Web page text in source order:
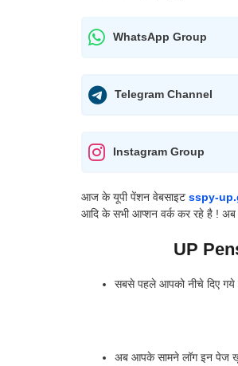
WhatsApp Group
Telegram Channel
Instagram Group
आज के यूपी पेंशन वेबसाइट sspy-
आदि के सभी आप्शन वर्क कर रहे है ! अब
UP
सबसे पहले आपको नीचे दिए गये
अब आपके सामने लॉग इन पेज